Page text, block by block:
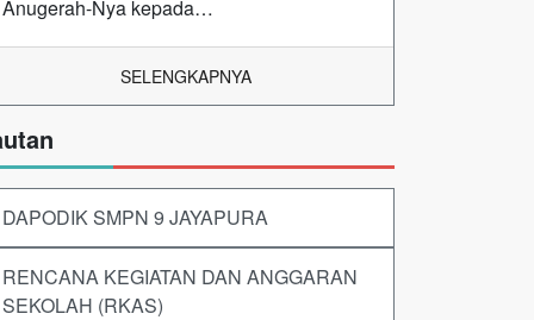
Anugerah-Nya kepada…
SELENGKAPNYA
DAPODIK SMPN 9 JAYAPURA
RENCANA KEGIATAN DAN ANGGARAN
SEKOLAH (RKAS)